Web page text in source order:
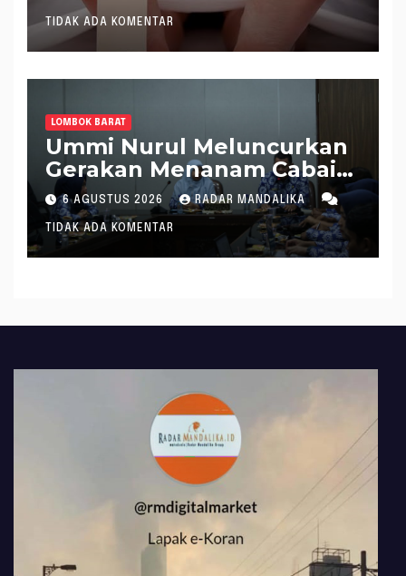
Sungai
TIDAK ADA KOMENTAR
LOMBOK BARAT
Ummi Nurul Meluncurkan
Gerakan Menanam Cabai
Tangani Inflasi
6 AGUSTUS 2026 RADAR MANDALIKA
TIDAK ADA KOMENTAR